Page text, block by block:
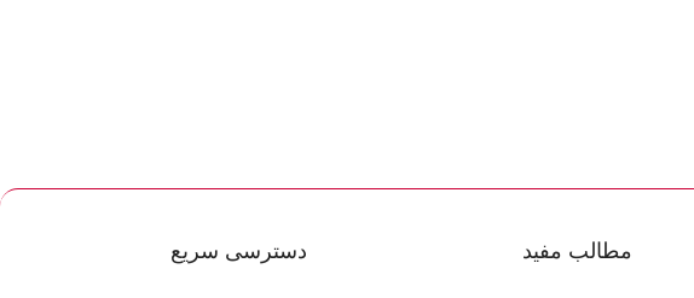
مطالب مفید دسترسی سریع